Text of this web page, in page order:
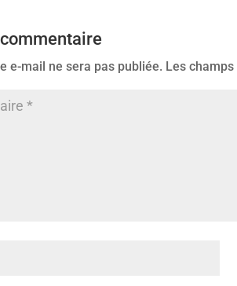
e-mail ne sera pas publiée. Les